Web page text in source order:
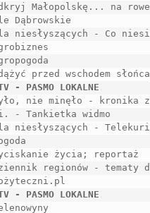
Małopolskę... na
Dąbrowskie
niesłyszących - Co
nie minęło - kronika
- Tankietka widmo
niesłyszących -
życia; reportaż
regionów - tematy